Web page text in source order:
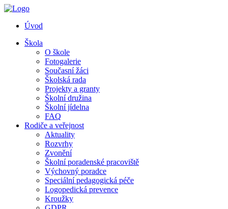
Úvod
Škola
O škole
Fotogalerie
Současní žáci
Školská rada
Projekty a granty
Školní družina
Školní jídelna
FAQ
Rodiče a veřejnost
Aktuality
Rozvrhy
Zvonění
Školní poradenské pracoviště
Výchovný poradce
Speciální pedagogická péče
Logopedická prevence
Kroužky